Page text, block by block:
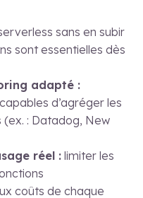
sans en subir
sont essentielles dès
adapté :
d’agréger les
: Datadog, New
réel : limiter les
coûts de chaque